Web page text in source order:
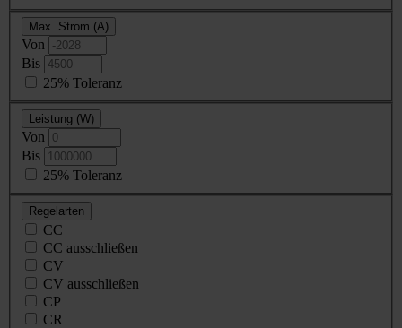
Max. Strom (A)
Von
Bis
25% Toleranz
Leistung (W)
Von
Bis
25% Toleranz
Regelarten
CC
CC ausschließen
CV
CV ausschließen
CP
CR